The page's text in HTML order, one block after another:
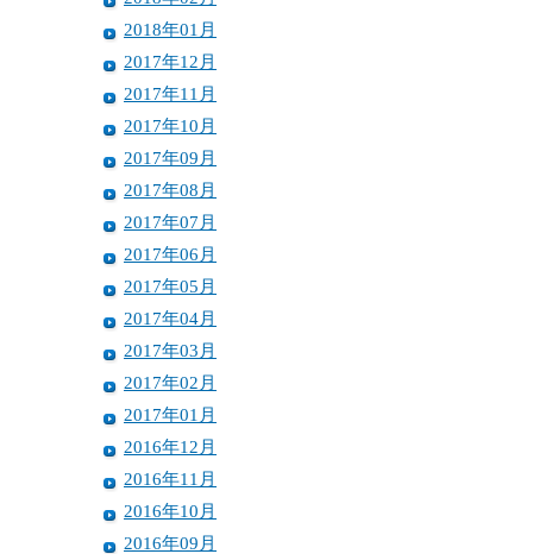
2018年01月
2017年12月
2017年11月
2017年10月
2017年09月
2017年08月
2017年07月
2017年06月
2017年05月
2017年04月
2017年03月
2017年02月
2017年01月
2016年12月
2016年11月
2016年10月
2016年09月